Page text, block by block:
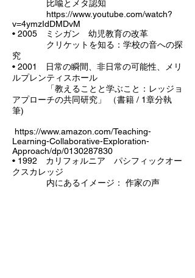
比喩とメタ認知
https://www.youtube.com/watch?
v=4ymzIdDMDvM
• 2005 ミシガン 幼児教育の改革
クリケットを知る：学校の音への探
究
• 2001 日常の瞬間、非日常の可能性、メリ
ルプレンティスホール
「教えることと学ぶこと：レッジョ
アプローチの共同研究」 （書籍 / 1章分執
筆)
https://www.amazon.com/Teaching-
Learning-Collaborative-Exploration-
Approach/dp/0130287830
• 1992 カリフォルニア パシフィックオー
クスカレッジ
内にあるイメージ： 作家の声